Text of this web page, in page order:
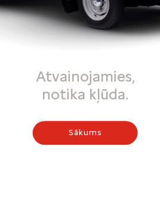
Atvainojamies,
notika kļūda.
Sākums